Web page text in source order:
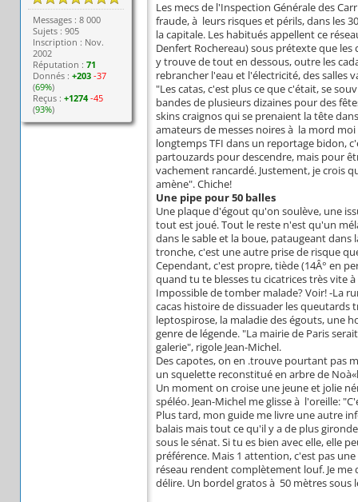
Messages : 8 000
Sujets : 905
Inscription : Nov.
2002
Réputation :71
Donnés :+203 -37
(69%)
Reçus :+1274 -45
(93%)
Les mecs de l'Inspection Générale des
fraude, à leurs risques et périls, dans les
la capitale. Les habitués appellent ce
Denfert Rochereau) sous prétexte que
y trouve de tout en dessous, outre les
rebrancher l'eau et l'électricité, des salles
"Les catas, c'est plus ce que c'était, se
bandes de plusieurs dizaines pour des
skins craignos qui se prenaient la tête
amateurs de messes noires à la mord
longtemps TFI dans un reportage bidon,
partouzards pour descendre, mais pour
vachement rancardé. Justement, je crois
amène". Chiche!
Une pipe pour 50 balles
Une plaque d'égout qu'on soulève, une
tout est joué. Tout le reste n'est qu'un
dans le sable et la boue, pataugeant
tronche, c'est une autre prise de risque
Cependant, c'est propre, tiède (14Â° en
quand tu te blesses tu cicatrices très vite
Impossible de tomber malade? Voir! -La
cacas histoire de dissuader les queutards
leptospirose, la maladie des égouts, une
genre de légende. "La mairie de Paris
galerie", rigole Jean-Michel.
Des capotes, on en .trouve pourtant pas
un squelette reconstitué en arbre de
Un moment on croise une jeune et jolie
spéléo. Jean-Michel me glisse à l'oreille:
Plus tard, mon guide me livre une autre
balais mais tout ce qu'il y a de plus
sous le sénat. Si tu es bien avec elle, elle
préférence. Mais 1 attention, c'est pas
réseau rendent complètement louf. Je
délire. Un bordel gratos à 50 mètres sous